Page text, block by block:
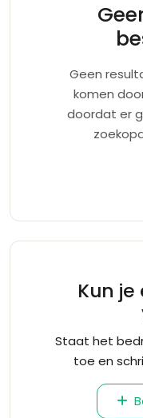
Geen
komen
doordat er
Kun
Staat het
toe en